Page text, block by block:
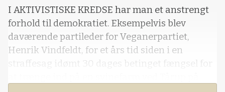
I AKTIVISTISKE KREDSE har man et anstrengt
forhold til demokratiet. Eksempelvis blev
daværende partileder for Veganerpartiet,
Henrik Vindfeldt, for et års tid siden i en
straffesag idømt 30 dages betinget fængsel for